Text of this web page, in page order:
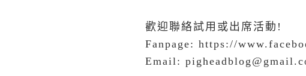
歡迎聯絡試用或出席活動 !
Fanpage: https://
Email: